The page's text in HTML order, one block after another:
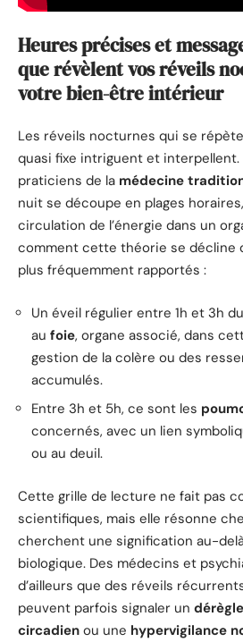
Heures précises et
que révèlent vos réveils
votre bien-être intérieur
Les réveils nocturnes qui se
quasi fixe intriguent et interpellent.
praticiens de la médecine
nuit se découpe en plages
circulation de l’énergie dans un
comment cette théorie se décline
plus fréquemment rapportés :
Un éveil régulier entre 1h et 3h
au foie, organe associé, dans
gestion de la colère ou des
accumulés.
Entre 3h et 5h, ce sont les
concernés, avec un lien
ou au deuil.
Cette grille de lecture ne fait pas
scientifiques, mais elle résonne
cherchent une signification au-
biologique. Des médecins et
d’ailleurs que des réveils
peuvent parfois signaler un
circadien ou une hypervigilance